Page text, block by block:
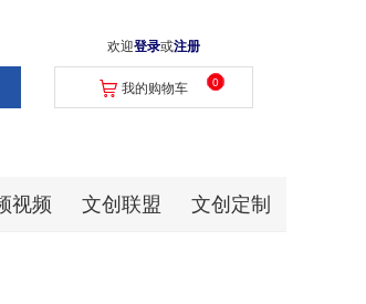
欢迎登录或注册
我的购物车 0
视频 文创联盟 文创定制